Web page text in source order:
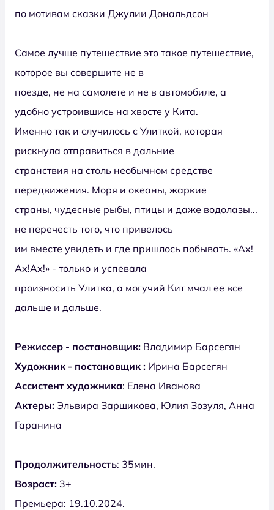
по мотивам сказки Джулии Дональдсон
Самое лучше путешествие это такое путешествие,
которое вы совершите не в
поезде, не на самолете и не в автомобиле, а
удобно устроившись на хвосте у Кита.
Именно так и случилось с Улиткой, которая
рискнула отправиться в дальние
странствия на столь необычном средстве
передвижения. Моря и океаны, жаркие
страны, чудесные рыбы, птицы и даже водолазы...
не перечесть того, что привелось
им вместе увидеть и где пришлось побывать. «Ах!
Ах!Ах!» - только и успевала
произносить Улитка, а могучий Кит мчал ее все
дальше и дальше.
Режиссер - постановщик: Владимир Барсегян
Художник - постановщик : Ирина Барсегян
Ассистент художника: Елена Иванова
Актеры: Эльвира Зарщикова, Юлия Зозуля, Анна
Гаранина
Продолжительность: 35мин.
Возраст: 3+
Премьера: 19.10.2024.